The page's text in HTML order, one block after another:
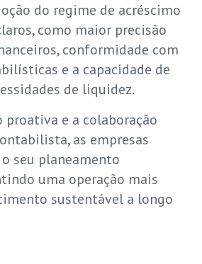
do regime de acréscimo
como maior precisão
conformidade com
e a capacidade de
de liquidez.
proativa e a colaboração
as empresas
seu planeamento
uma operação mais
sustentável a longo